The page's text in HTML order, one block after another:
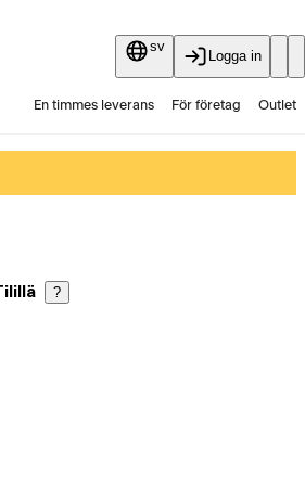
sv
Logga in
En timmes leverans För företag Outlet
?